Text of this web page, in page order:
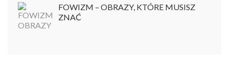
FOWIZM – OBRAZY, KTÓRE MUSISZ
ZNAĆ